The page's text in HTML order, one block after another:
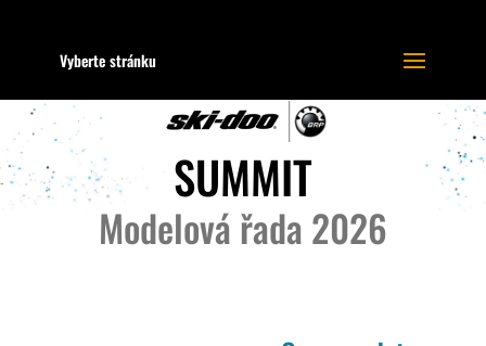
Vyberte stránku
SUMMIT
Modelová řada 2026